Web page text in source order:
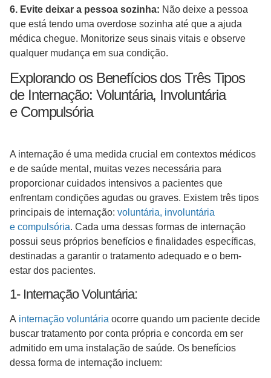
6. Evite deixar a pessoa sozinha: Não deixe a pessoa
que está tendo uma overdose sozinha até que a ajuda
médica chegue. Monitorize seus sinais vitais e observe
qualquer mudança em sua condição.
Explorando os Benefícios dos Três Tipos
de Internação: Voluntária, Involuntária
e Compulsória
A internação é uma medida crucial em contextos médicos
e de saúde mental, muitas vezes necessária para
proporcionar cuidados intensivos a pacientes que
enfrentam condições agudas ou graves. Existem três tipos
principais de internação: voluntária, involuntária
e compulsória. Cada uma dessas formas de internação
possui seus próprios benefícios e finalidades específicas,
destinadas a garantir o tratamento adequado e o bem-
estar dos pacientes.
1- Internação Voluntária:
A internação voluntária ocorre quando um paciente decide
buscar tratamento por conta própria e concorda em ser
admitido em uma instalação de saúde. Os benefícios
dessa forma de internação incluem: